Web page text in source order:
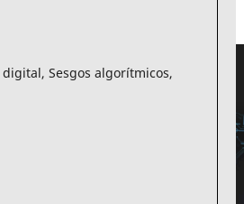
Sesgos algorítmicos,